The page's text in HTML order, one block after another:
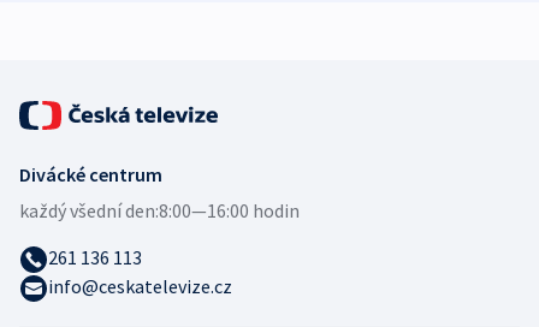
Divácké centrum
každý všední den:8:00—16:00 hodin
261 136 113
info@ceskatelevize.cz